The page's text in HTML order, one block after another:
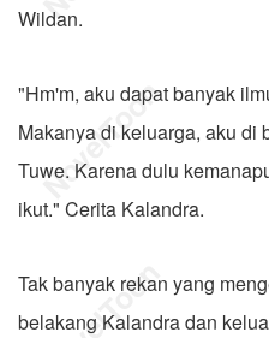
Wildan.
"Hm'm, aku dapat banyak
Makanya di keluarga, aku di
Tuwe. Karena dulu
ikut." Cerita Kalandra.
Tak banyak rekan yang
belakang Kalandra dan